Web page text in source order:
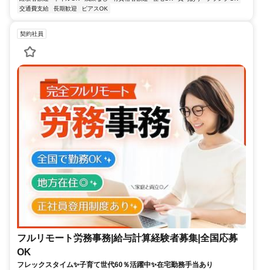
交通費支給
長期歓迎 ピアスOK
契約社員
フルリモート労務事務|給与計算経験者募集|全国応募
OK
フレックスタイム✨子育て世代60％活躍中✨在宅勤務手当あり